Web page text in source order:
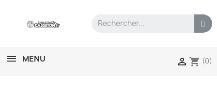
MENU  shopping_cart (0)